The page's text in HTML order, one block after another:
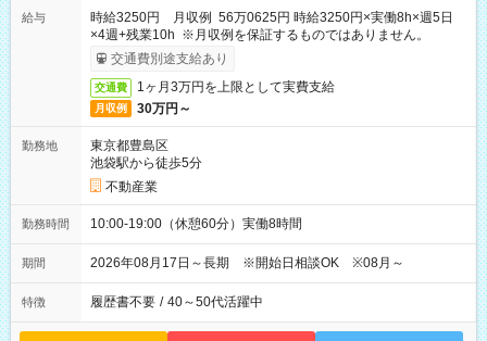
給与
時給3250円 月収例 56万0625円 時給3250円×実働8h×週5日
×4週+残業10h ※月収例を保証するものではありません。
交通費別途支給あり
交通費 1ヶ月3万円を上限として実費支給
月収例 30万円～
勤務地
東京都豊島区
池袋駅から徒歩5分
不動産業
勤務時間 10:00-19:00（休憩60分）実働8時間
期間 2026年08月17日～長期 ※開始日相談OK ※08月～
特徴 履歴書不要 / 40～50代活躍中